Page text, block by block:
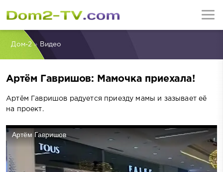
Дом-2» Видео
Артём Гавришов: Мамочка приехала!
Артём Гавришов радуется приезду мамы и зазывает её
на проект.